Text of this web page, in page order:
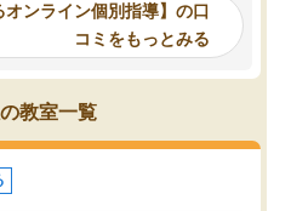
で良いか
できま
の方で決
単語帳の
される形
いなのがあり(有料)、受
ことをどんなスケジュー
くか相談したのですが、
ち期待したものではなく
くなってきたようなので
オンライン個別指導】の口
コミをもっとみる
教室一覧